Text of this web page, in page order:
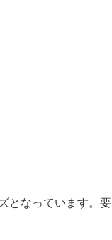
となっています。要